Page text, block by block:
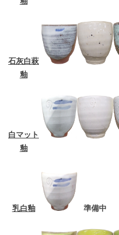
石灰白萩
釉
白マット
釉
乳白釉 準備中